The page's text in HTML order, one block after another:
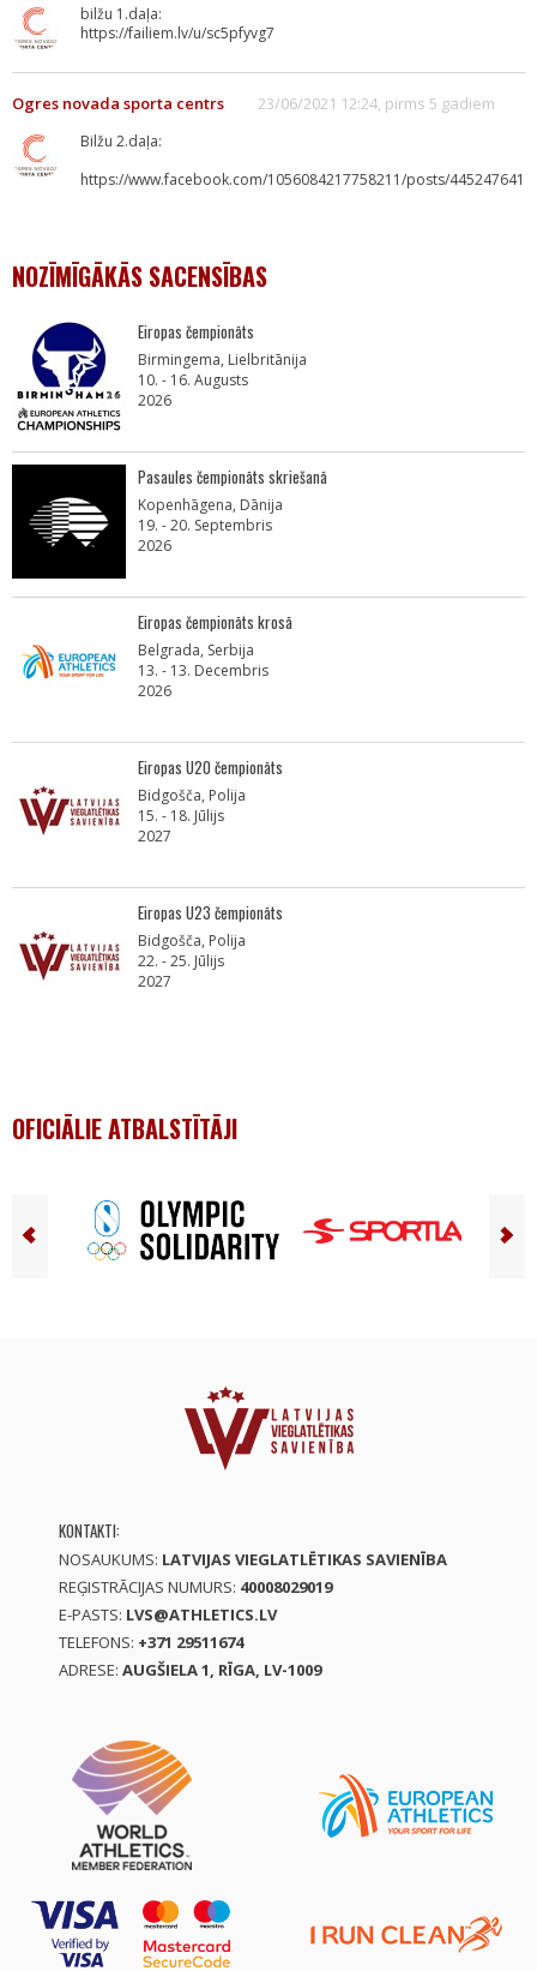
bilžu 1.daļa:
https://failiem.lv/u/sc5pfyvg7
Ogres novada sporta centrs 23/06/2021 12:24, pirms 5 gadiem
Bilžu 2.daļa:
https://www.facebook.com/1056084217758211/posts/
NOZĪMĪGĀKĀS SACENSĪBAS
Eiropas čempionāts
Birmingema, Lielbritānija
10. - 16. Augusts
2026
Pasaules čempionāts skriešanā
Kopenhāgena, Dānija
19. - 20. Septembris
2026
Eiropas čempionāts krosā
Belgrada, Serbija
13. - 13. Decembris
2026
Eiropas U20 čempionāts
Bidgošča, Polija
15. - 18. Jūlijs
2027
Eiropas U23 čempionāts
Bidgošča, Polija
22. - 25. Jūlijs
2027
OFICIĀLIE ATBALSTĪTĀJI
KONTAKTI:
NOSAUKUMS: LATVIJAS VIEGLATLĒTIKAS SAVIENĪBA
REĢISTRĀCIJAS NUMURS: 40008029019
E-PASTS: LVS@ATHLETICS.LV
TELEFONS: +371 29511674
ADRESE: AUGŠIELA 1, RĪGA, LV-1009